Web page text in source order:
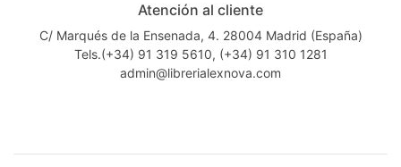
Atención al cliente
C/ Marqués de la Ensenada, 4. 28004 Madrid (España)
Tels.(+34) 91 319 5610, (+34) 91 310 1281
admin@librerialexnova.com